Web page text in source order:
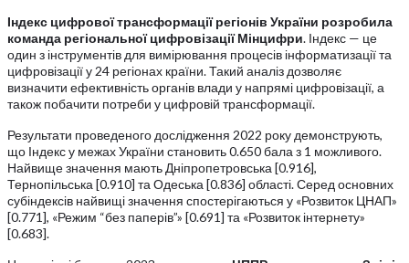
Індекс цифрової трансформації регіонів України розробила
команда регіональної цифровізації Мінцифри. Індекс — це
один з інструментів для вимірювання процесів інформатизації та
цифровізації у 24 регіонах країни. Такий аналіз дозволяє
визначити ефективність органів влади у напрямі цифровізації, а
також побачити потреби у цифровій трансформації.
Результати проведеного дослідження 2022 року демонструють,
що Індекс у межах України становить 0.650 бала з 1 можливого.
Найвище значення мають Дніпропетровська [0.916],
Тернопільська [0.910] та Одеська [0.836] області. Серед основних
субіндексів найвищі значення спостерігаються у «Розвиток ЦНАП»
[0.771], «Режим “без паперів”» [0.691] та «Розвиток інтернету»
[0.683].